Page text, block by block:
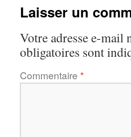
Laisser un
Votre adresse e-mail
obligatoires sont
Commentaire *